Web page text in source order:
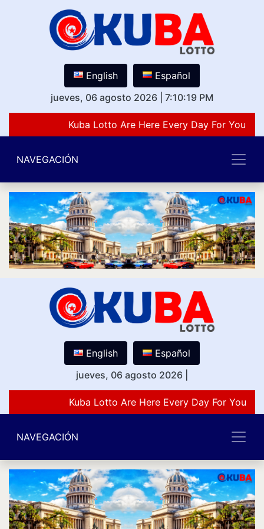
English
Español
jueves, 06 agosto 2026
7:10:19 PM
Kuba Lotto Are Here Every Day For You
NAVEGACIÓN
English
Español
jueves, 06 agosto 2026
Kuba Lotto Are Here Every Day For You
NAVEGACIÓN